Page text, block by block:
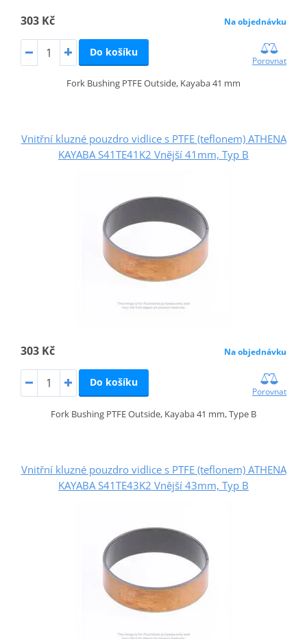
303 Kč Na objednávku
Do košíku
Porovnat
Fork Bushing PTFE Outside, Kayaba 41 mm
Vnitřní kluzné pouzdro vidlice s PTFE (teflonem) ATHENA
KAYABA S41TE41K2 Vnější 41mm, Typ B
303 Kč Na objednávku
Do košíku
Porovnat
Fork Bushing PTFE Outside, Kayaba 41 mm, Type B
Vnitřní kluzné pouzdro vidlice s PTFE (teflonem) ATHENA
KAYABA S41TE43K2 Vnější 43mm, Typ B